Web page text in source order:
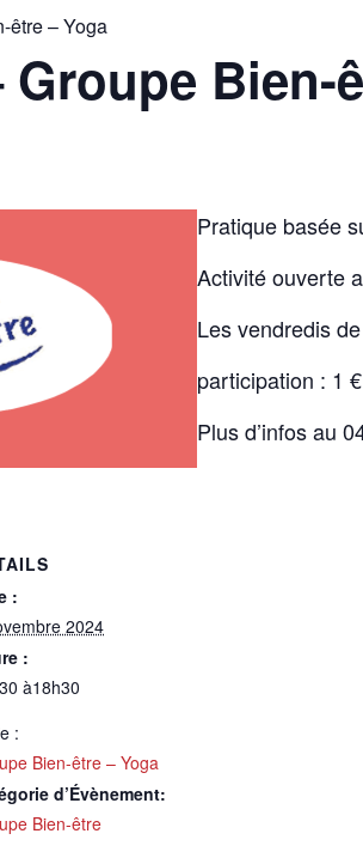
être – Yoga
Groupe Bien-
Pratique basée
Activité ouverte
Les vendredis
participation : 1 €
Plus d’infos au
:
2024
:
à18h30
:
Bien-être – Yoga
d’Évènement:
Bien-être